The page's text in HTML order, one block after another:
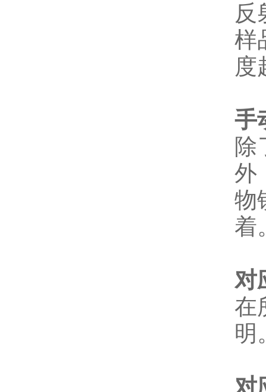
反
样
度
手
除
外
物
着
对
在
明
对